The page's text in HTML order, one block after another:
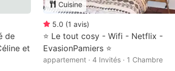
de
et
Cuisine
5.0 (1 avis)
⭐ Le tout cosy - Wifi - Netflix -
EvasionPamiers ⭐
appartement · 4 Invités · 1 Chambre